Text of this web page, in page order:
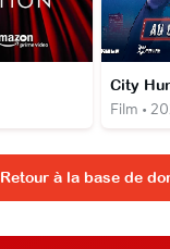
City
Film •
Retour à la base de